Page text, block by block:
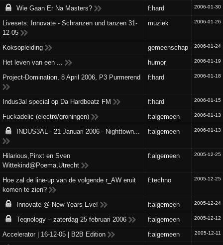
Wie Gaan Er Na Masters? f:hard 2006-01-30
Livesets: Innovate - Schranzen und tanzen 31-
12-05
muziek 2006-01-26
Koksopleiding gemeenschap 2006-01-24
Het leven van een ... humor 2006-01-19
Project-Domination, 8 April 2006, P3 Purmerend f:hard 2006-01-18
Indus3al special op Da Hardbeatz FM f:hard 2006-01-15
Fuckadelic (electro/groningen) f:algemeen 2006-01-13
INDUS3AL - 21 Januari 2006 - Nighttown... f:algemeen 2006-01-13
Hilarious,Pinxt en Sven
Wittekind@Poema,Utrecht
f:algemeen 2005-12-25
Hoe zal de line-up van de volgende r_AW eruit
komen te zien?
f:techno 2005-12-25
Innovate @ New Years Eve! f:algemeen 2005-12-24
Teqnology – zaterdag 25 februari 2006 f:algemeen 2005-12-12
Accelerator | 16-12-05 | B2B Edition f:algemeen 2005-12-11